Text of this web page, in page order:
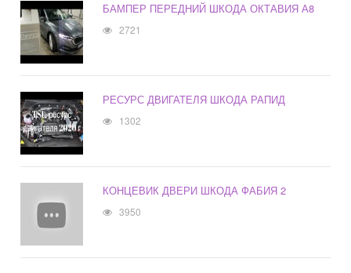
БАМПЕР ПЕРЕДНИЙ ШКОДА ОКТАВИЯ А8
2721
РЕСУРС ДВИГАТЕЛЯ ШКОДА РАПИД
1302
КОНЦЕВИК ДВЕРИ ШКОДА ФАБИЯ 2
3950